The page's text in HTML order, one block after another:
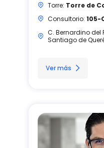
Torre: Torre de
Consultorio: 105-
C. Bernardino del
Santiago de
Ver más